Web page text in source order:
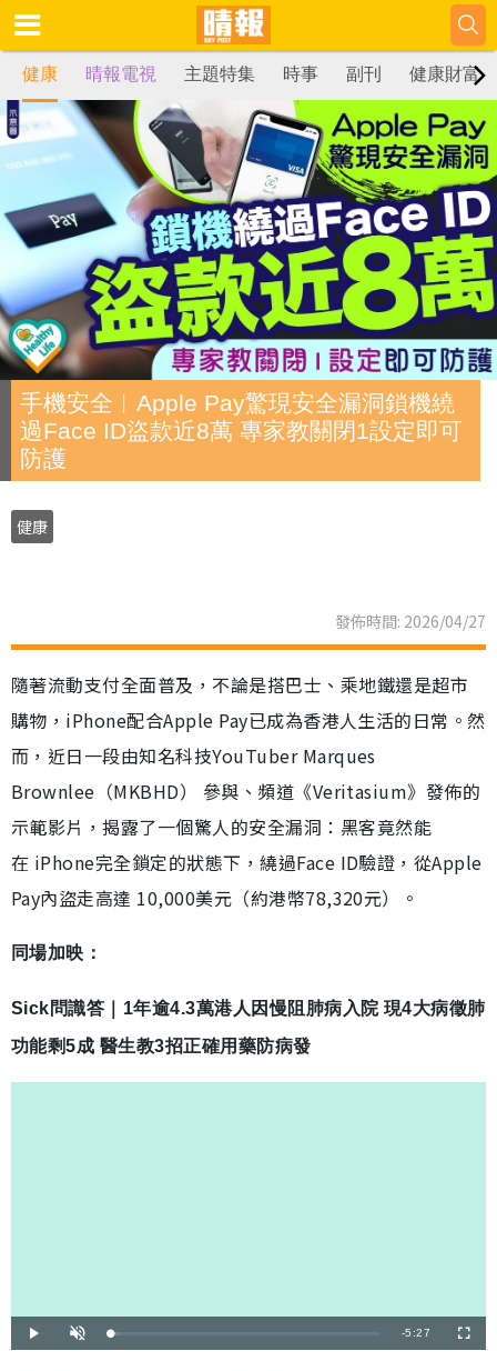
健康 晴報電視 主題特集 時事 副刊 健康財富
手機安全︱Apple Pay驚現安全漏洞鎖機繞
過Face ID盜款近8萬 專家教關閉1設定即可
防護
健康
發佈時間: 2026/04/27
隨著流動支付全面普及，不論是搭巴士、乘地鐵還是超市
購物，iPhone配合Apple Pay已成為香港人生活的日常。然
而，近日一段由知名科技YouTuber Marques
Brownlee（MKBHD） 參與、頻道《Veritasium》發佈的
示範影片，揭露了一個驚人的安全漏洞：黑客竟然能
在 iPhone完全鎖定的狀態下，繞過Face ID驗證，從Apple
Pay內盜走高達 10,000美元（約港幣78,320元）。
同場加映：
Sick問識答｜1年逾4.3萬港人因慢阻肺病入院 現4大病徵肺
功能剩5成 醫生教3招正確用藥防病發
播
放
開
啟
載
入
剩
-5:27
全
螢